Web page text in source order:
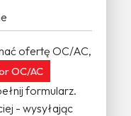
ofertę OC/AC,
OC/AC
formularz.
- wysyłając